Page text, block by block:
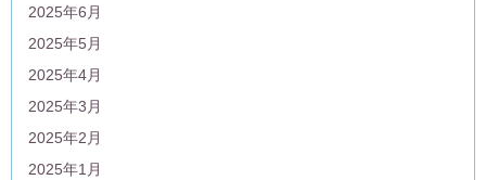
2025年6月
2025年5月
2025年4月
2025年3月
2025年2月
2025年1月